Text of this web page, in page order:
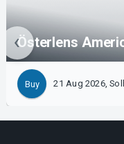
Österlens
Buy 21 Aug 2026,